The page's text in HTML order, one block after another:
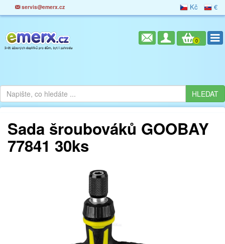
servis@emerx.cz Kč €
0
Sada šroubováků GOOBAY
77841 30ks